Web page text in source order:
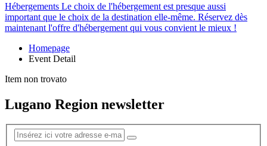
Hébergements Le choix de l'hébergement est presque aussi
important que le choix de la destination elle-même. Réservez dès
maintenant l'offre d'hébergement qui vous convient le mieux !
Homepage
Event Detail
Item non trovato
Lugano Region newsletter